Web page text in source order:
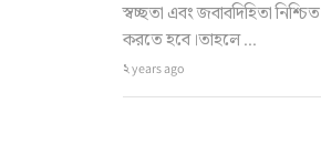
স্বচ্ছতা এবং জবাবদিহিতা নিশ্চিত
করতে হবে।তাহলে ...
২ years ago